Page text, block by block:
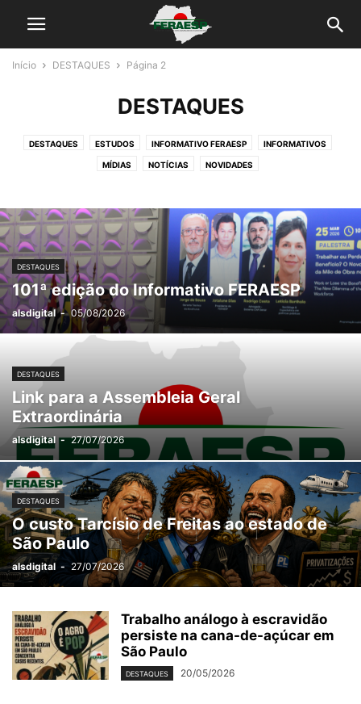
Início DESTAQUES Página 2
DESTAQUES
DESTAQUES ESTUDOS INFORMATIVO FERAESP INFORMATIVOS
MÍDIAS NOTÍCIAS NOVIDADES
DESTAQUES
101ª edição do Informativo FERAESP
alsdigital - 05/08/2026
DESTAQUES
Link para a Assembleia Geral
Extraordinária
alsdigital - 27/07/2026
DESTAQUES
O custo Tarcísio de Freitas ao estado de
São Paulo
alsdigital - 27/07/2026
Trabalho análogo à escravidão
persiste na cana-de-açúcar em
São Paulo
DESTAQUES 20/05/2026